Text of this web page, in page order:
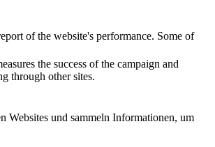
of the website's performance. Some of
the success of the campaign and
through other sites.
Websites und sammeln Informationen, um